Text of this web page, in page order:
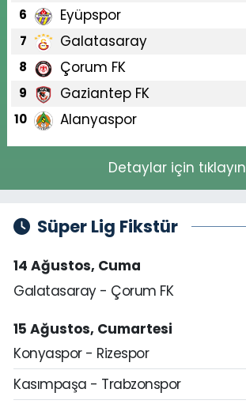
6 Eyüpspor
7 Galatasaray
8 Çorum FK
9 Gaziantep FK
10 Alanyaspor
Detaylar için tıklayın
Süper Lig Fikstür
14 Ağustos, Cuma
Galatasaray - Çorum FK
15 Ağustos, Cumartesi
Konyaspor - Rizespor
Kasımpaşa - Trabzonspor